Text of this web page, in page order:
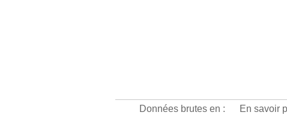
Données brutes en :
En savoir